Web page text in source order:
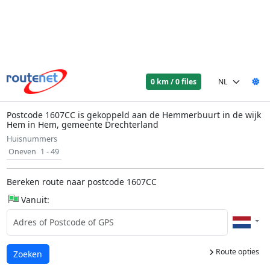
0 km / 0 files
Postcode 1607CC is gekoppeld aan de Hemmerbuurt in de wijk
Hem in Hem, gemeente Drechterland
Huisnummers
Oneven 1 - 49
Bereken route naar postcode 1607CC
Vanuit:
Route opties
Laden...
Zoeken